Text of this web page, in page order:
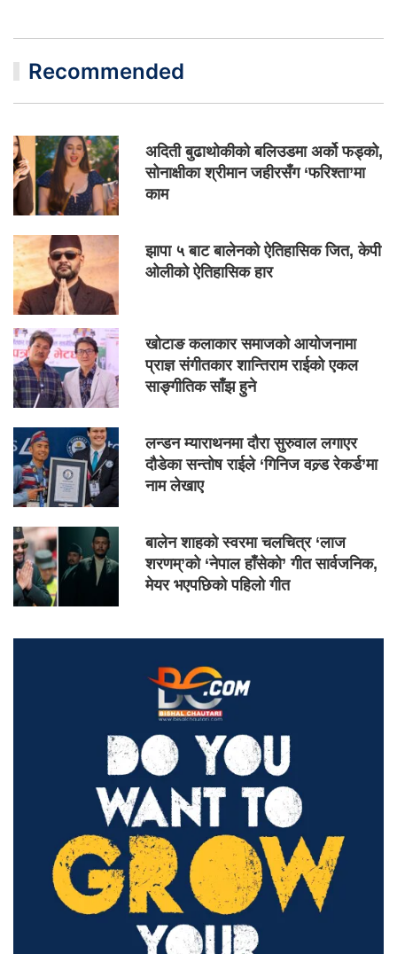
Recommended
अदिती बुढाथोकीको बलिउडमा अर्को फड्को,
सोनाक्षीका श्रीमान जहीरसँग ‘फरिश्ता’मा
काम
झापा ५ बाट बालेनको ऐतिहासिक जित, केपी
ओलीको ऐतिहासिक हार
खोटाङ कलाकार समाजको आयोजनामा
प्राज्ञ संगीतकार शान्तिराम राईको एकल
साङ्गीतिक साँझ हुने
लन्डन म्याराथनमा दौरा सुरुवाल लगाएर
दौडेका सन्तोष राईले ‘गिनिज वल्र्ड रेकर्ड’मा
नाम लेखाए
बालेन शाहको स्वरमा चलचित्र ‘लाज
शरणम्’को ‘नेपाल हाँसेको’ गीत सार्वजनिक,
मेयर भएपछिको पहिलो गीत